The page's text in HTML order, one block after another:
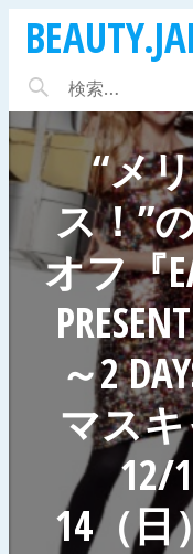
“メ
ス！”
オフ『
～2
マス
12/
14（日